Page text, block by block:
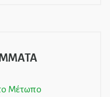
Μέτωπο